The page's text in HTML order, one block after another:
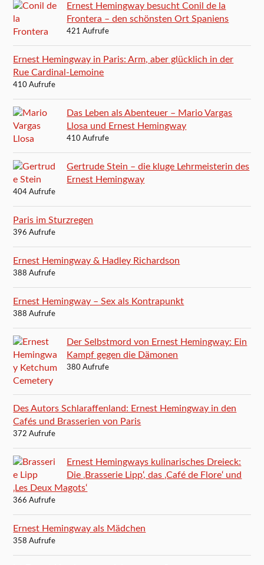
Ernest Hemingway besucht Conil de la
Frontera – den schönsten Ort Spaniens
421 Aufrufe
Ernest Hemingway in Paris: Arm, aber glücklich in der
Rue Cardinal-Lemoine
410 Aufrufe
Das Leben als Abenteuer – Mario Vargas
Llosa und Ernest Hemingway
410 Aufrufe
Gertrude Stein – die kluge Lehrmeisterin des
Ernest Hemingway
404 Aufrufe
Paris im Sturzregen
396 Aufrufe
Ernest Hemingway & Hadley Richardson
388 Aufrufe
Ernest Hemingway – Sex als Kontrapunkt
388 Aufrufe
Der Selbstmord von Ernest Hemingway: Ein
Kampf gegen die Dämonen
380 Aufrufe
Des Autors Schlaraffenland: Ernest Hemingway in den
Cafés und Brasserien von Paris
372 Aufrufe
Ernest Hemingways kulinarisches Dreieck:
Die ‚Brasserie Lipp‘, das ‚Café de Flore‘ und
‚Les Deux Magots‘
366 Aufrufe
Ernest Hemingway als Mädchen
358 Aufrufe